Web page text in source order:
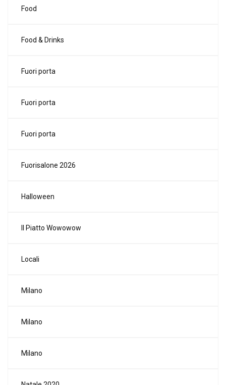
Food
Food & Drinks
Fuori porta
Fuori porta
Fuori porta
Fuorisalone 2026
Halloween
Il Piatto Wowowow
Locali
Milano
Milano
Milano